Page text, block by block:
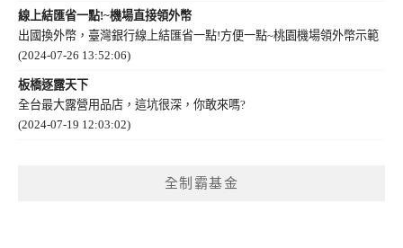
線上結匯省一點!~機場直接領外幣
出國換外幣，臺灣銀行線上結匯省一點!方便一點~桃園機場領外幣示範
(2024-07-26 13:52:06)
板橋逐露天下
全台最大露營用品店，這坑很深，你敢來嗎?
(2024-07-19 12:03:02)
全制霸基金